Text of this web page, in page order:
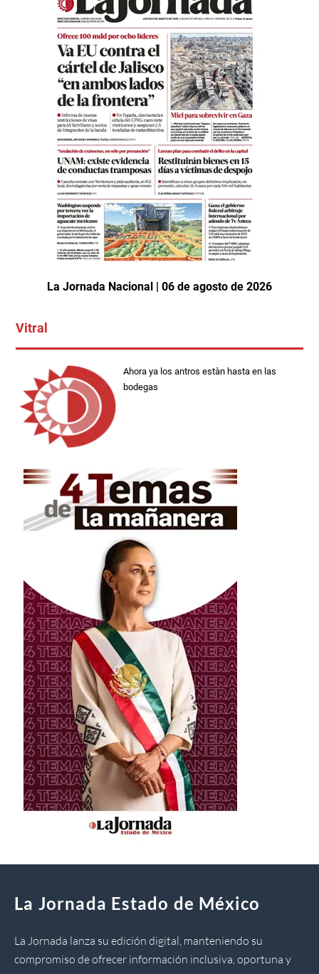
La Jornada Nacional | 06 de agosto de 2026
Vitral
Ahora ya los antros estàn hasta en las
bodegas
La Jornada Estado de México
La Jornada lanza su edición digital, manteniendo su
compromiso de ofrecer información inclusiva, oportuna y